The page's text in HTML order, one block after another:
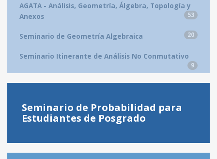
AGATA - Análisis, Geometría, Álgebra, Topología y
Anexos
53
Seminario de Geometría Algebraica 20
Seminario Itinerante de Análisis No Conmutativo
9
Seminario de Probabilidad para
Estudiantes de Posgrado